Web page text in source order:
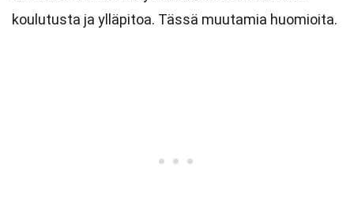
koulutusta ja ylläpitoa. Tässä muutamia huomioita.